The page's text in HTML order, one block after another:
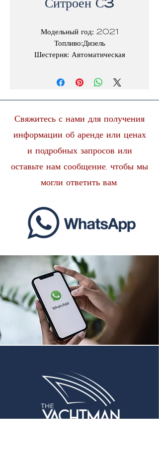
Модельный год: 2021
Топливо:Дизель
Шестерня: Автоматическая
Свяжитесь с нами для получения
информации об аренде или ценах
и подробных запросов или
оставьте нам сообщение, чтобы мы
могли ответить вам.